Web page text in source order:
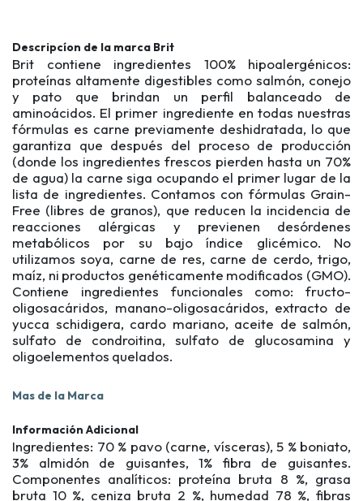
Descripcíon de la marca Brit
Brit contiene ingredientes 100% hipoalergénicos:
proteínas altamente digestibles como salmón, conejo
y pato que brindan un perfil balanceado de
aminoácidos. El primer ingrediente en todas nuestras
fórmulas es carne previamente deshidratada, lo que
garantiza que después del proceso de producción
(donde los ingredientes frescos pierden hasta un 70%
de agua) la carne siga ocupando el primer lugar de la
lista de ingredientes. Contamos con fórmulas Grain-
Free (libres de granos), que reducen la incidencia de
reacciones alérgicas y previenen desórdenes
metabólicos por su bajo índice glicémico. No
utilizamos soya, carne de res, carne de cerdo, trigo,
maíz, ni productos genéticamente modificados (GMO).
Contiene ingredientes funcionales como: fructo-
oligosacáridos, manano-oligosacáridos, extracto de
yucca schidigera, cardo mariano, aceite de salmón,
sulfato de condroitina, sulfato de glucosamina y
oligoelementos quelados.
Mas de la Marca
Información Adicional
Ingredientes: 70 % pavo (carne, vísceras), 5 % boniato,
3% almidón de guisantes, 1% fibra de guisantes.
Componentes analíticos: proteína bruta 8 %, grasa
bruta 10 %, ceniza bruta 2 %, humedad 78 %, fibras